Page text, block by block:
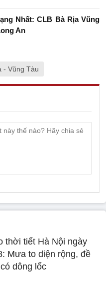
Nhất: CLB Bà Rịa Vũng
An
- Vũng Tàu
thời tiết Hà Nội ngày
Mưa to diện rộng, đề
dông lốc